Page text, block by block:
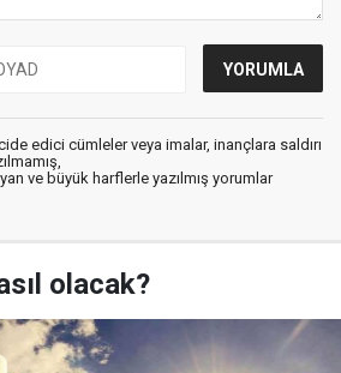
edici cümleler veya imalar, inançlara saldırı
ve büyük harflerle yazılmış yorumlar
olacak?